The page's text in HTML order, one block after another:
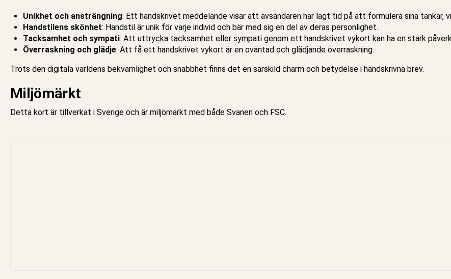
Unikhet och ansträngning: Ett handskrivet meddelande visar att avsändaren har lagt tid på att formulera sina tankar,
Handstilens skönhet: Handstil är unik för varje individ och bär med sig en del av deras personlighet.
Tacksamhet och sympati: Att uttrycka tacksamhet eller sympati genom ett handskrivet vykort kan ha en stark
Överraskning och glädje: Att få ett handskrivet vykort är en oväntad och glädjande överraskning.
Trots den digitala världens bekvämlighet och snabbhet finns det en särskild charm och betydelse i handskrivna brev.
Miljömärkt
Detta kort är tillverkat i Sverige och är miljömärkt med både Svanen och FSC.